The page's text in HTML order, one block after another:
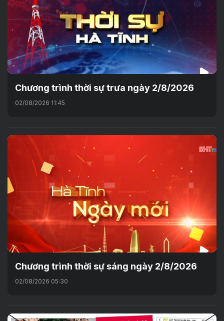
Chương trình thời sự trưa ngày 2/8/2026
02/08/2026 11:45
Chương trình thời sự sáng ngày 2/8/2026
02/08/2026 05:30